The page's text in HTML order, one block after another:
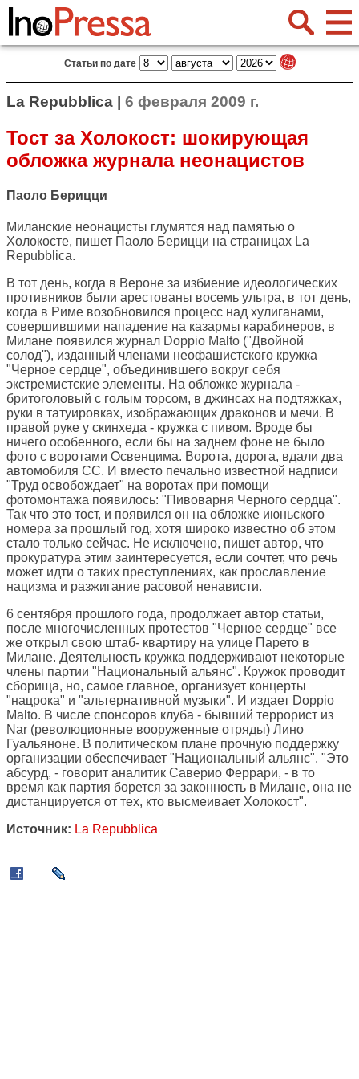
Статьи по дате
La Repubblica | 6 февраля 2009 г.
Тост за Холокост: шокирующая
обложка журнала неонацистов
Паоло Берицци
Миланские неонацисты глумятся над памятью о
Холокосте, пишет Паоло Берицци на страницах La
Repubblica.
В тот день, когда в Вероне за избиение идеологических
противников были арестованы восемь ультра, в тот день,
когда в Риме возобновился процесс над хулиганами,
совершившими нападение на казармы карабинеров, в
Милане появился журнал Doppio Malto ("Двойной
солод"), изданный членами неофашистского кружка
"Черное сердце", объединившего вокруг себя
экстремистские элементы. На обложке журнала -
бритоголовый с голым торсом, в джинсах на подтяжках,
руки в татуировках, изображающих драконов и мечи. В
правой руке у скинхеда - кружка с пивом. Вроде бы
ничего особенного, если бы на заднем фоне не было
фото с воротами Освенцима. Ворота, дорога, вдали два
автомобиля СС. И вместо печально известной надписи
"Труд освобождает" на воротах при помощи
фотомонтажа появилось: "Пивоварня Черного сердца".
Так что это тост, и появился он на обложке июньского
номера за прошлый год, хотя широко известно об этом
стало только сейчас. Не исключено, пишет автор, что
прокуратура этим заинтересуется, если сочтет, что речь
может идти о таких преступлениях, как прославление
нацизма и разжигание расовой ненависти.
6 сентября прошлого года, продолжает автор статьи,
после многочисленных протестов "Черное сердце" все
же открыл свою штаб- квартиру на улице Парето в
Милане. Деятельность кружка поддерживают некоторые
члены партии "Национальный альянс". Кружок проводит
сборища, но, самое главное, организует концерты
"нацрока" и "альтернативной музыки". И издает Doppio
Malto. В числе спонсоров клуба - бывший террорист из
Nar (революционные вооруженные отряды) Лино
Гуальяноне. В политическом плане прочную поддержку
организации обеспечивает "Национальный альянс". "Это
абсурд, - говорит аналитик Саверио Феррари, - в то
время как партия борется за законность в Милане, она не
дистанцируется от тех, кто высмеивает Холокост".
Источник: La Repubblica